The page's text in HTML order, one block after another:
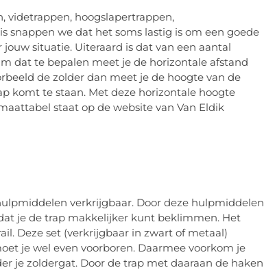
videtrappen, hoogslapertrappen,
snappen we dat het soms lastig is om een goede
situatie. Uiteraard is dat van een aantal
dat te bepalen meet je de horizontale afstand
de zolder dan meet je de hoogte van de
komt te staan. Met deze horizontale hoogte
staat op de website van Van Eldik
verkrijgbaar. Door deze hulpmiddelen
je de trap makkelijker kunt beklimmen. Het
Deze set (verkrijgbaar in zwart of metaal)
je wel even voorboren. Daarmee voorkom je
je zoldergat. Door de trap met daaraan de haken